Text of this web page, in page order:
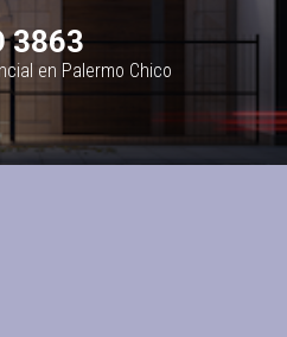
3863
en Palermo Chico